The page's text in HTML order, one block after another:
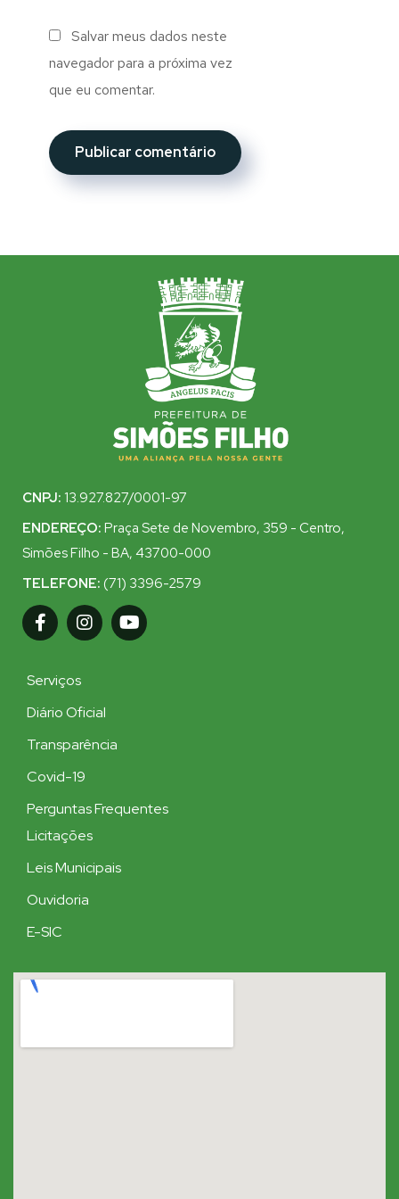
Salvar meus dados neste
navegador para a próxima vez
que eu comentar.
CNPJ: 13.927.827/0001-97
ENDEREÇO: Praça Sete de Novembro, 359 - Centro,
Simões Filho - BA, 43700-000
TELEFONE: (71) 3396-2579
Serviços
Diário Oficial
Transparência
Covid-19
Perguntas Frequentes
Licitações
Leis Municipais
Ouvidoria
E-SIC